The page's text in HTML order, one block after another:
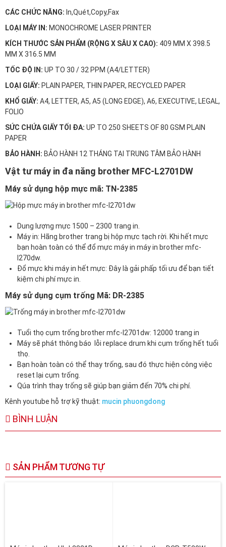
CÁC CHỨC NĂNG: In,Quét,Copy,Fax
LOẠI MÁY IN: MONOCHROME LASER PRINTER
KÍCH THƯỚC SẢN PHẨM (RỘNG X SÂU X CAO): 409 MM X 398.5
MM X 316.5 MM
TỐC ĐỘ IN: UP TO 30 / 32 PPM (A4/LETTER)
LOẠI GIẤY: PLAIN PAPER, THIN PAPER, RECYCLED PAPER
KHỔ GIẤY: A4, LETTER, A5, A5 (LONG EDGE), A6, EXECUTIVE, LEGAL,
FOLIO
SỨC CHỨA GIẤY TỐI ĐA: UP TO 250 SHEETS OF 80 GSM PLAIN
PAPER
BẢO HÀNH: BẢO HÀNH 12 THÁNG TẠI TRUNG TÂM BẢO HÀNH
Vật tư máy in đa năng brother MFC-L2701DW
Máy sử dụng hộp mực mã: TN-2385
Dung lượng mực 1500 – 2300 trang in.
Máy in: Hãng brother trang bị hộp mực tạch rời. Khi hết mực
bạn hoàn toàn có thể đổ mực máy in máy in brother mfc-
l270dw.
Đổ mực khi máy in hết mực: Đây là gải phấp tối ưu để bạn tiết
kiệm chi phí mực in.
Máy sử dụng cụm trống Mã: DR-2385
Tuổi thọ cụm trống brother mfc-l2701dw: 12000 trang in
Máy sẽ phát thông báo lỗi replace drum khi cụm trống hết tuổi
thọ.
Bạn hoàn toàn có thể thay trống, sau đó thực hiện công việc
reset lại cụm trống.
Qúa trình thay trống sẽ giúp bạn giảm đến 70% chi phí.
Kênh youtube hỗ trợ kỹ thuật: mucin phuongdong
BÌNH LUẬN
SẢN PHẨM TƯƠNG TỰ